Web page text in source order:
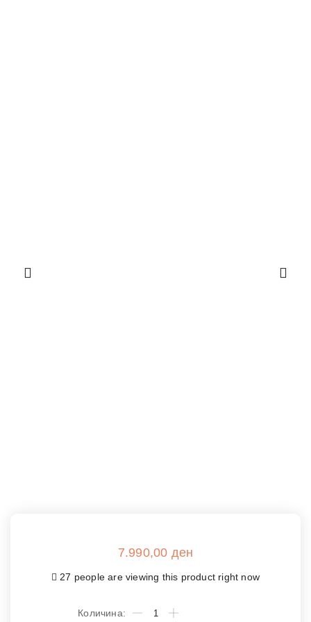
7.990,00 ден
27 people are viewing this product right now